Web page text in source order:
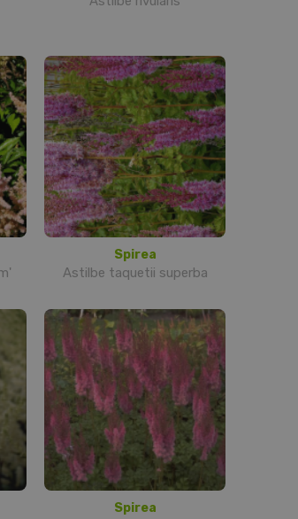
Spirea
Astilbe taquetii superba
Spirea